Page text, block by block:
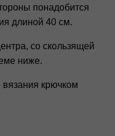
понадобится
длиной 40 см.
со скользящей
ниже.
крючком